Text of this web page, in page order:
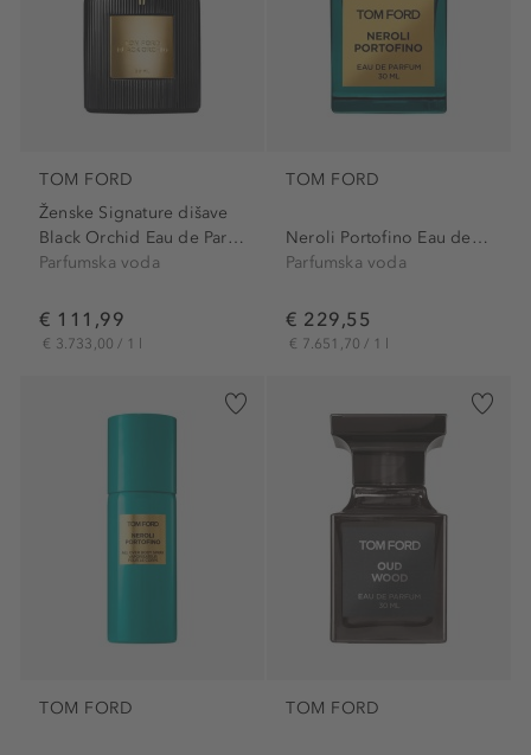
TOM FORD
Ženske Signature dišave
Black Orchid Eau de Parfum
Parfumska voda
€ 111,99
€ 3.733,00 / 1 l
TOM FORD
Neroli Portofino Eau de Parfum
Parfumska voda
€ 229,55
€ 7.651,70 / 1 l
TOM FORD TOM FORD